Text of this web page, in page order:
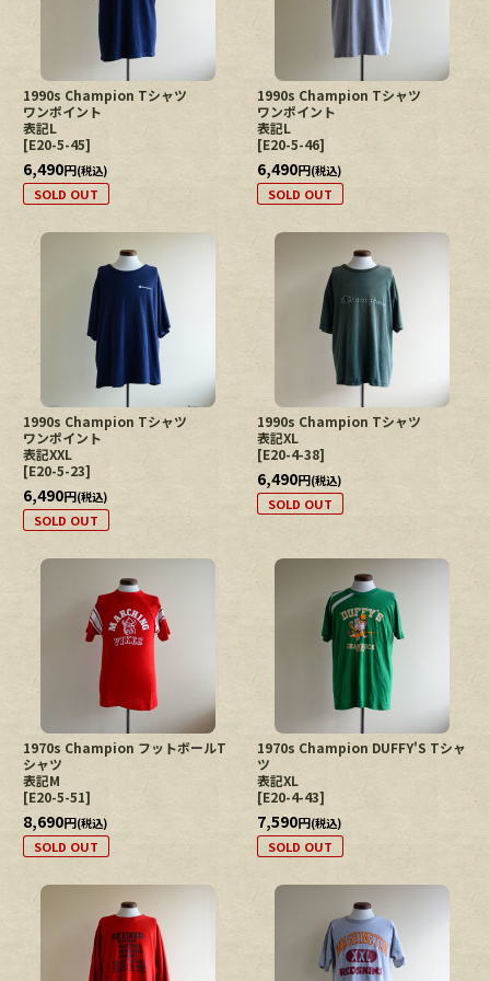
1990s Champion Tシャツ
ワンポイント
表記L
[E20-5-45]
6,490円(税込)
SOLD OUT
1990s Champion Tシャツ
ワンポイント
表記L
[E20-5-46]
6,490円(税込)
SOLD OUT
1990s Champion Tシャツ
ワンポイント
表記XXL
[E20-5-23]
6,490円(税込)
SOLD OUT
1990s Champion Tシャツ
表記XL
[E20-4-38]
6,490円(税込)
SOLD OUT
1970s Champion フットボールT
シャツ
表記M
[E20-5-51]
8,690円(税込)
SOLD OUT
1970s Champion DUFFY'S Tシャ
ツ
表記XL
[E20-4-43]
7,590円(税込)
SOLD OUT